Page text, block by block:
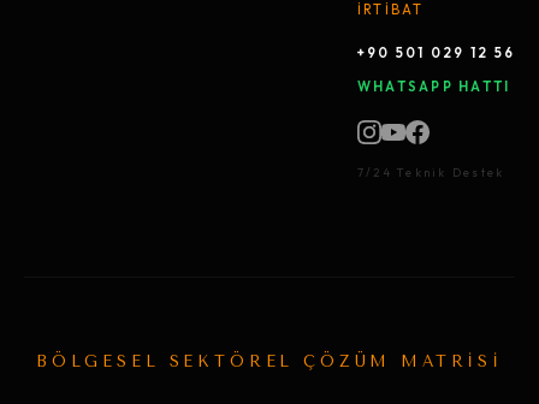
İRTİBAT
+90 501 029 12 56
WHATSAPP HATTI
7/24 Teknik Destek
BÖLGESEL SEKTÖREL ÇÖZÜM MATRİSİ